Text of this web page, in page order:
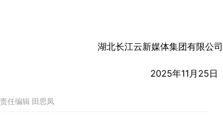
湖北长江云新媒体集团有限公司
2025年11月25日
责任编辑 田思凤